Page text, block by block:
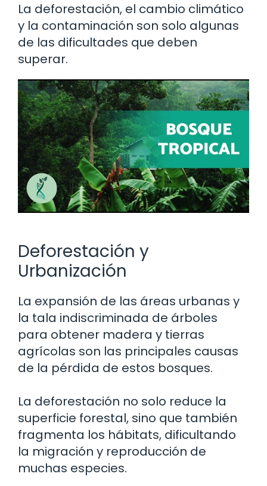
La deforestación, el cambio climático
y la contaminación son solo algunas
de las dificultades que deben
superar.
Deforestación y
Urbanización
La expansión de las áreas urbanas y
la tala indiscriminada de árboles
para obtener madera y tierras
agrícolas son las principales causas
de la pérdida de estos bosques.
La deforestación no solo reduce la
superficie forestal, sino que también
fragmenta los hábitats, dificultando
la migración y reproducción de
muchas especies.